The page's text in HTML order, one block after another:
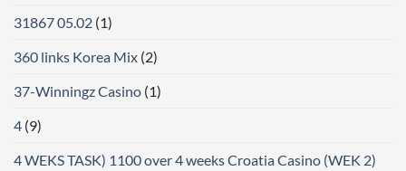
31867 05.02 (1)
360 links Korea Mix (2)
37-Winningz Casino (1)
4 (9)
4 WEKS TASK) 1100 over 4 weeks Croatia Casino (WEK 2)